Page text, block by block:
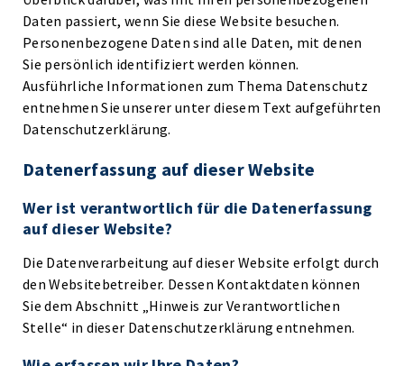
Daten passiert, wenn Sie diese Website besuchen.
Personenbezogene Daten sind alle Daten, mit denen
Sie persönlich identifiziert werden können.
Ausführliche Informationen zum Thema Datenschutz
entnehmen Sie unserer unter diesem Text aufgeführten
Datenschutzerklärung.
Datenerfassung auf dieser Website
Wer ist verantwortlich für die Datenerfassung
auf dieser Website?
Die Datenverarbeitung auf dieser Website erfolgt durch
den Websitebetreiber. Dessen Kontaktdaten können
Sie dem Abschnitt „Hinweis zur Verantwortlichen
Stelle“ in dieser Datenschutzerklärung entnehmen.